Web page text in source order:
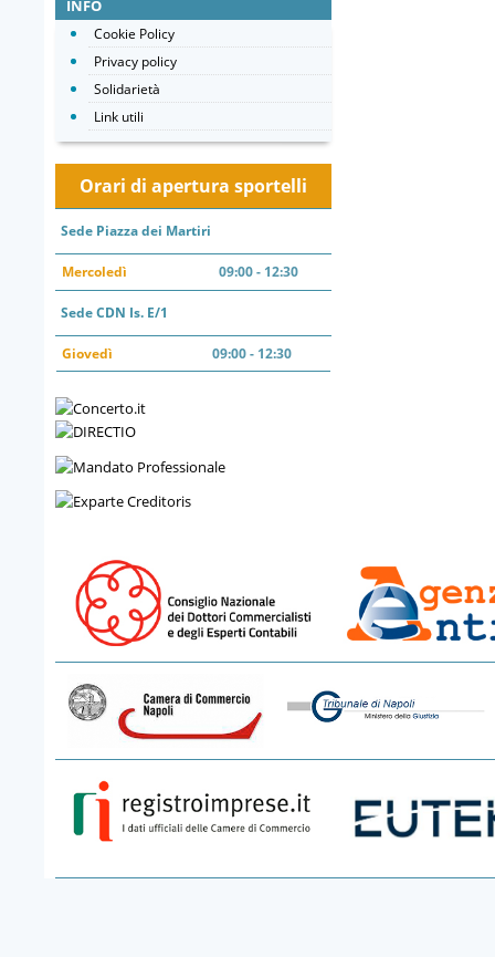
INFO
Cookie Policy
Privacy policy
Solidarietà
Link utili
Orari di apertura sportelli
Sede Piazza dei Martiri
Mercoledì 09:00 - 12:30
Sede CDN Is. E/1
Giovedì 09:00 - 12:30